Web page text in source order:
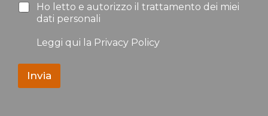
Ho letto e autorizzo il trattamento dei miei
dati personali
Leggi qui la Privacy Policy
Invia